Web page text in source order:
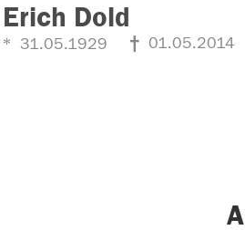
Erich Dold
31.05.1929 01.05.2014